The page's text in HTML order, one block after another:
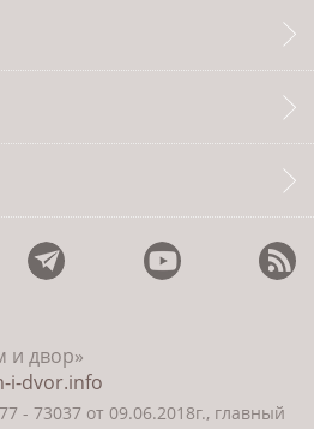
и двор»
i-dvor.info
- 73037 от 09.06.2018г., главный